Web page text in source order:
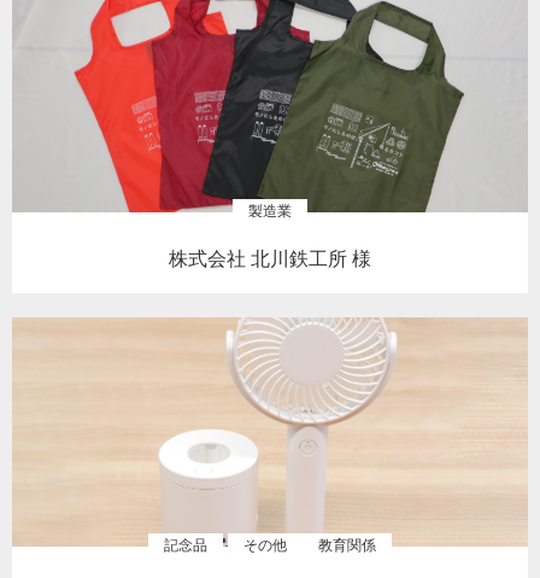
製造業
株式会社 北川鉄工所 様
記念品 その他 教育関係